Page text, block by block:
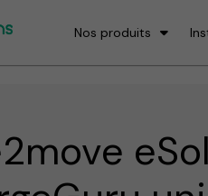
Nos produits